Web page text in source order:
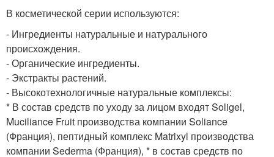
В косметической серии используются:
- Ингредиенты натуральные и натурального
происхождения.
- Органические ингредиенты.
- Экстракты растений.
- Высокотехнологичные натуральные комплексы:
* В состав средств по уходу за лицом входят Soligel,
Muciliance Fruit производства компании Soliance
(Франция), пептидный комплекс Matrixyl производства
компании Sederma (Франция), * в состав средств по